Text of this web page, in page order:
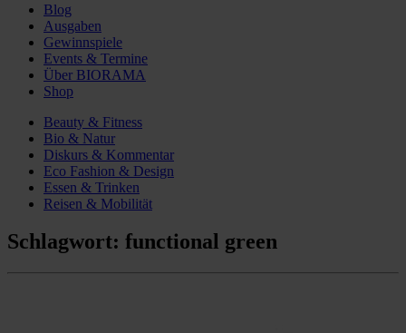
Blog
Ausgaben
Gewinnspiele
Events & Termine
Über BIORAMA
Shop
Beauty & Fitness
Bio & Natur
Diskurs & Kommentar
Eco Fashion & Design
Essen & Trinken
Reisen & Mobilität
Schlagwort: functional green